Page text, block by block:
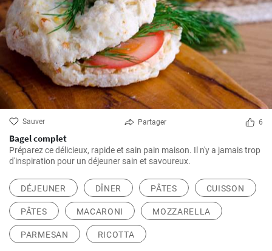
Sauver Partager 6
Bagel complet
Préparez ce délicieux, rapide et sain pain maison. Il n'y a jamais trop
d'inspiration pour un déjeuner sain et savoureux.
DÉJEUNER DÎNER PÂTES CUISSON
PÂTES MACARONI MOZZARELLA
PARMESAN RICOTTA